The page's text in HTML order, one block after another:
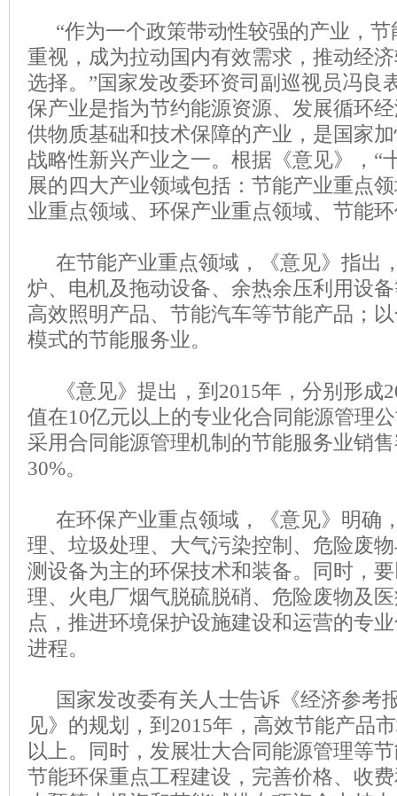
“作为一个政策带动性较强的产业，节
重视，成为拉动国内有效需求，推动经
选择。”国家发改委环资司副巡视员冯良
保产业是指为节约能源资源、发展循环
供物质基础和技术保障的产业，是国家
战略性新兴产业之一。根据《意见》，“
展的四大产业领域包括：节能产业重点
业重点领域、环保产业重点领域、节能
在节能产业重点领域，《意见》指出
炉、电机及拖动设备、余热余压利用设
高效照明产品、节能汽车等节能产品；
模式的节能服务业。
《意见》提出，到2015年，分别形成
值在10亿元以上的专业化合同能源管理
采用合同能源管理机制的节能服务业销
30%。
在环保产业重点领域，《意见》明确
理、垃圾处理、大气污染控制、危险废
测设备为主的环保技术和装备。同时，
理、火电厂烟气脱硫脱硝、危险废物及
点，推进环境保护设施建设和运营的专
进程。
国家发改委有关人士告诉《经济参考
见》的规划，到2015年，高效节能产品
以上。同时，发展壮大合同能源管理等
节能环保重点工程建设，完善价格、收